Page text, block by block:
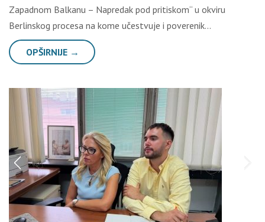
Zapadnom Balkanu – Napredak pod pritiskom“ u okviru
Berlinskog procesa na kome učestvuje i poverenik…
OPŠIRNIJE →